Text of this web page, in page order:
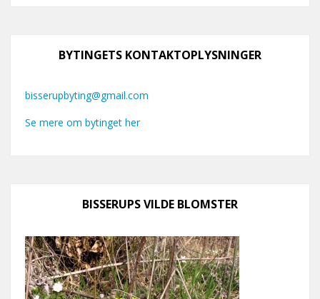
BYTINGETS KONTAKTOPLYSNINGER
bisserupbyting@gmail.com
Se mere om bytinget her
BISSERUPS VILDE BLOMSTER